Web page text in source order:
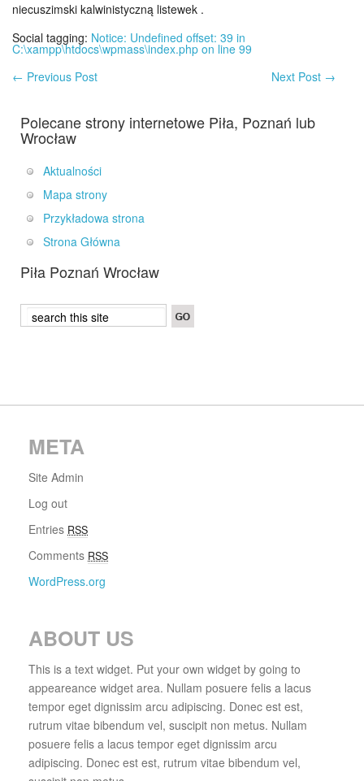
niecuszimski kalwinistyczną listewek .
Social tagging: Notice: Undefined offset: 39 in
C:\xampp\htdocs\wpmass\index.php on line 99
← Previous Post Next Post →
Polecane strony internetowe Piła, Poznań lub
Wrocław
Aktualności
Mapa strony
Przykładowa strona
Strona Główna
Piła Poznań Wrocław
META
Site Admin
Log out
Entries RSS
Comments RSS
WordPress.org
ABOUT US
This is a text widget. Put your own widget by going to
appeareance widget area. Nullam posuere felis a lacus
tempor eget dignissim arcu adipiscing. Donec est est,
rutrum vitae bibendum vel, suscipit non metus. Nullam
posuere felis a lacus tempor eget dignissim arcu
adipiscing. Donec est est, rutrum vitae bibendum vel,